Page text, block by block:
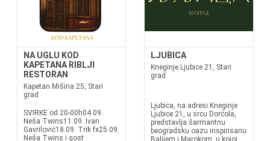
NA UGLU KOD
KAPETANA RIBLJI
RESTORAN
Kapetan Mišina 25, Stari
grad
SVIRKE od 20-00h04.09.
Neša Twins11.09. Ivan
Gavrilović18.09. Trik fx25.09.
Neša Twins i gost
LJUBICA
Kneginje Ljubice 21, Stari
grad
Ljubica, na adresi Kneginje
Ljubice 21, u srcu Dorćola,
predstavlja šarmantnu
beogradsku oazu inspirisanu
Balijem i Marokom, u kojoj